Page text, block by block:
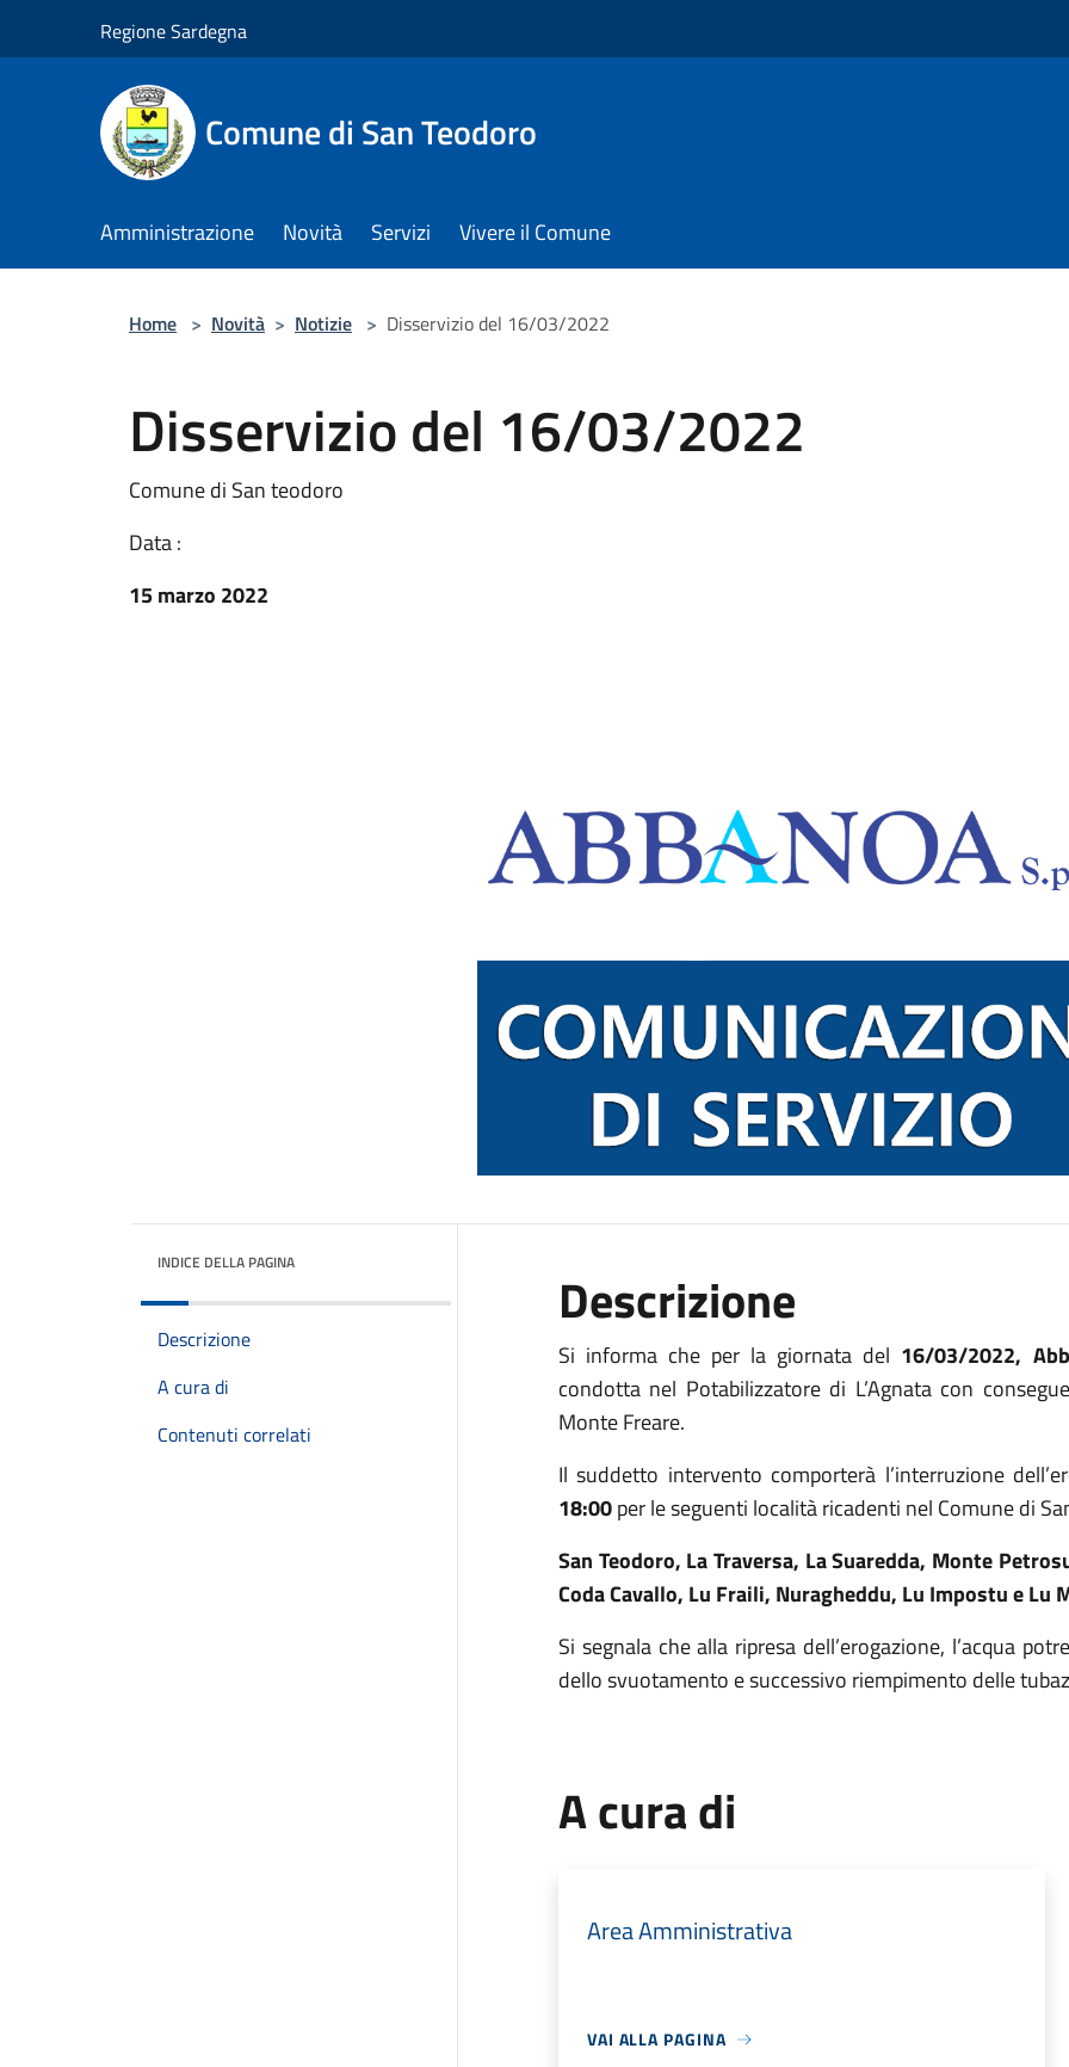
Regione Sardegna
Comune di San Teodoro
Amministrazione Novità Servizi Vivere il Comune
Home > Novità > Notizie > Disservizio del 16/03/2022
Disservizio del 16/03/2022
Comune di San teodoro
Data :
15 marzo 2022
INDICE DELLA PAGINA
Descrizione
A cura di
Contenuti correlati
Descrizione
Si informa che per la giornata del 16/03/2022,
condotta nel Potabilizzatore di L’Agnata con
Monte Freare.
Il suddetto intervento comporterà l’interruzione
18:00per le seguenti località ricadenti nel Comune di
San Teodoro, La Traversa, La Suaredda, Monte
Coda Cavallo, Lu Fraili, Nuragheddu, Lu Impostu e Lu
Si segnala che alla ripresa dell’erogazione, l’acqua
dello svuotamento e successivo riempimento delle
A cura di
Area Amministrativa
VAI ALLA PAGINA